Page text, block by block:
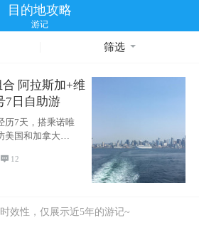
目的地攻略
游记
筛选
阿拉斯加+维
7日自助游
历7天，搭乘诺唯
国和加拿大的4
 12
效性，仅展示近5年的游记~